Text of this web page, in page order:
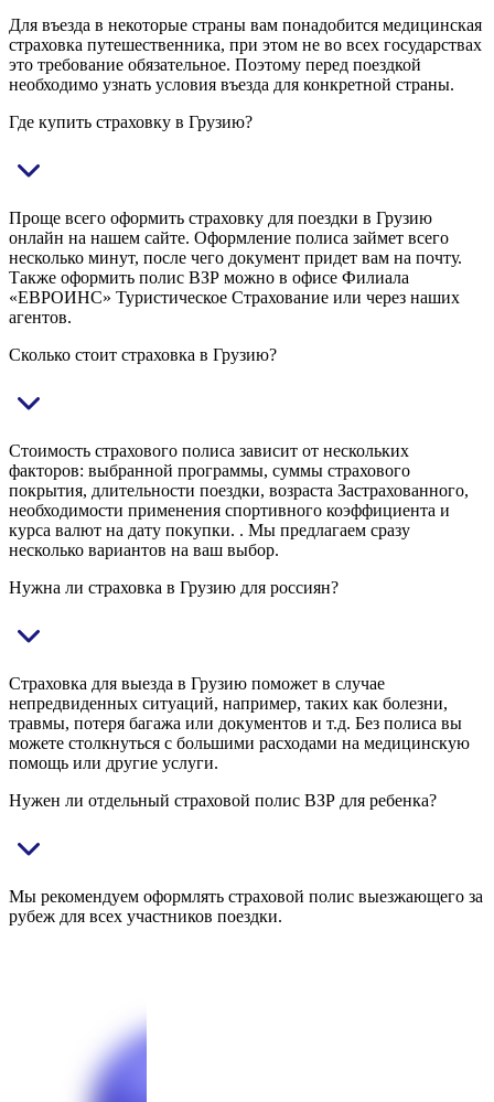
Для въезда в некоторые страны вам понадобится медицинская
страховка путешественника, при этом не во всех государствах
это требование обязательное. Поэтому перед поездкой
необходимо узнать условия въезда для конкретной страны.
Где купить страховку в Грузию?
Проще всего оформить страховку для поездки в Грузию
онлайн на нашем сайте. Оформление полиса займет всего
несколько минут, после чего документ придет вам на почту.
Также оформить полис ВЗР можно в офисе Филиала
«ЕВРОИНС» Туристическое Страхование или через наших
агентов.
Сколько стоит страховка в Грузию?
Стоимость страхового полиса зависит от нескольких
факторов: выбранной программы, суммы страхового
покрытия, длительности поездки, возраста Застрахованного,
необходимости применения спортивного коэффициента и
курса валют на дату покупки. . Мы предлагаем сразу
несколько вариантов на ваш выбор.
Нужна ли страховка в Грузию для россиян?
Страховка для выезда в Грузию поможет в случае
непредвиденных ситуаций, например, таких как болезни,
травмы, потеря багажа или документов и т.д. Без полиса вы
можете столкнуться с большими расходами на медицинскую
помощь или другие услуги.
Нужен ли отдельный страховой полис ВЗР для ребенка?
Мы рекомендуем оформлять страховой полис выезжающего за
рубеж для всех участников поездки.